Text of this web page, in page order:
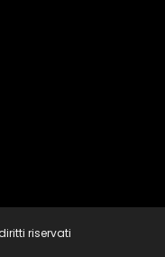
riservati